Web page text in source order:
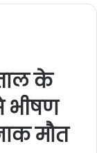
के
भीषण
मौत